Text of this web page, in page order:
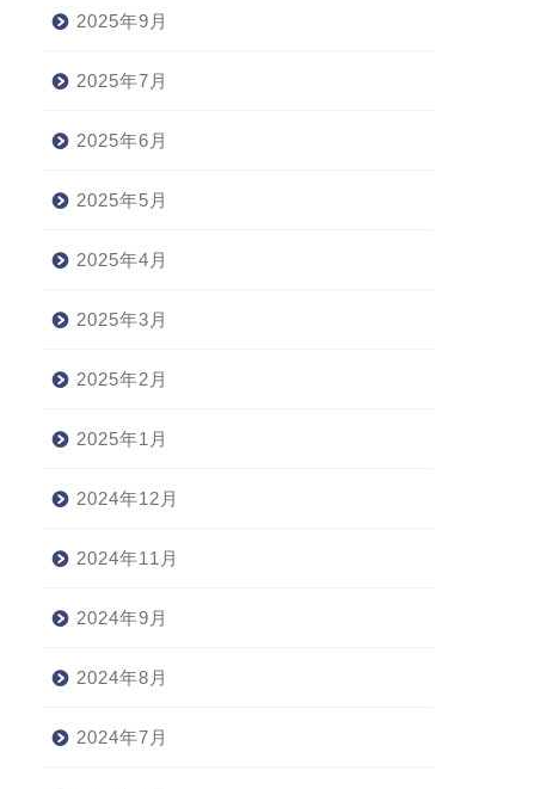
2025年9月
2025年7月
2025年6月
2025年5月
2025年4月
2025年3月
2025年2月
2025年1月
2024年12月
2024年11月
2024年9月
2024年8月
2024年7月